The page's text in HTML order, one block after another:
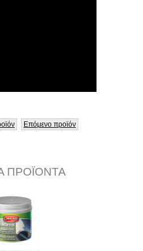
Επόμενο προϊόν
ΠΡΟΪΟΝΤΑ